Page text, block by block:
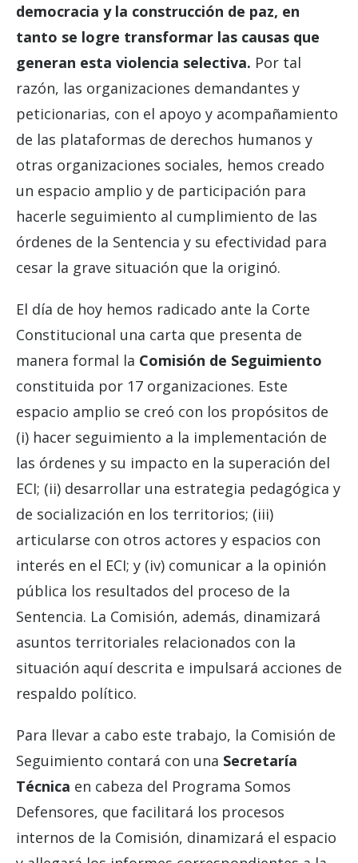
democracia y la construcción de paz, en
tanto se logre transformar las causas que
generan esta violencia selectiva. Por tal
razón, las organizaciones demandantes y
peticionarias, con el apoyo y acompañamiento
de las plataformas de derechos humanos y
otras organizaciones sociales, hemos creado
un espacio amplio y de participación para
hacerle seguimiento al cumplimiento de las
órdenes de la Sentencia y su efectividad para
cesar la grave situación que la originó.
El día de hoy hemos radicado ante la Corte
Constitucional una carta que presenta de
manera formal la Comisión de Seguimiento
constituida por 17 organizaciones. Este
espacio amplio se creó con los propósitos de
(i) hacer seguimiento a la implementación de
las órdenes y su impacto en la superación del
ECI; (ii) desarrollar una estrategia pedagógica y
de socialización en los territorios; (iii)
articularse con otros actores y espacios con
interés en el ECI; y (iv) comunicar a la opinión
pública los resultados del proceso de la
Sentencia. La Comisión, además, dinamizará
asuntos territoriales relacionados con la
situación aquí descrita e impulsará acciones de
respaldo político.
Para llevar a cabo este trabajo, la Comisión de
Seguimiento contará con una Secretaría
Técnica en cabeza del Programa Somos
Defensores, que facilitará los procesos
internos de la Comisión, dinamizará el espacio